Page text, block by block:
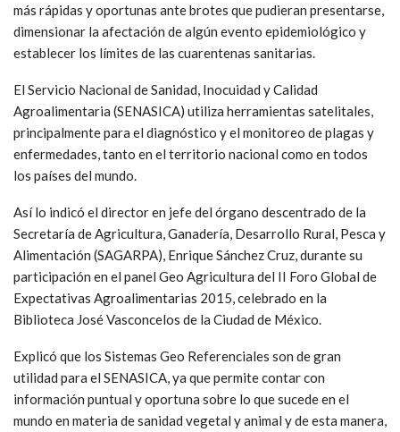
más rápidas y oportunas ante brotes que pudieran presentarse,
dimensionar la afectación de algún evento epidemiológico y
establecer los límites de las cuarentenas sanitarias.
El Servicio Nacional de Sanidad, Inocuidad y Calidad
Agroalimentaria (SENASICA) utiliza herramientas satelitales,
principalmente para el diagnóstico y el monitoreo de plagas y
enfermedades, tanto en el territorio nacional como en todos
los países del mundo.
Así lo indicó el director en jefe del órgano descentrado de la
Secretaría de Agricultura, Ganadería, Desarrollo Rural, Pesca y
Alimentación (SAGARPA), Enrique Sánchez Cruz, durante su
participación en el panel Geo Agricultura del II Foro Global de
Expectativas Agroalimentarias 2015, celebrado en la
Biblioteca José Vasconcelos de la Ciudad de México.
Explicó que los Sistemas Geo Referenciales son de gran
utilidad para el SENASICA, ya que permite contar con
información puntual y oportuna sobre lo que sucede en el
mundo en materia de sanidad vegetal y animal y de esta manera,